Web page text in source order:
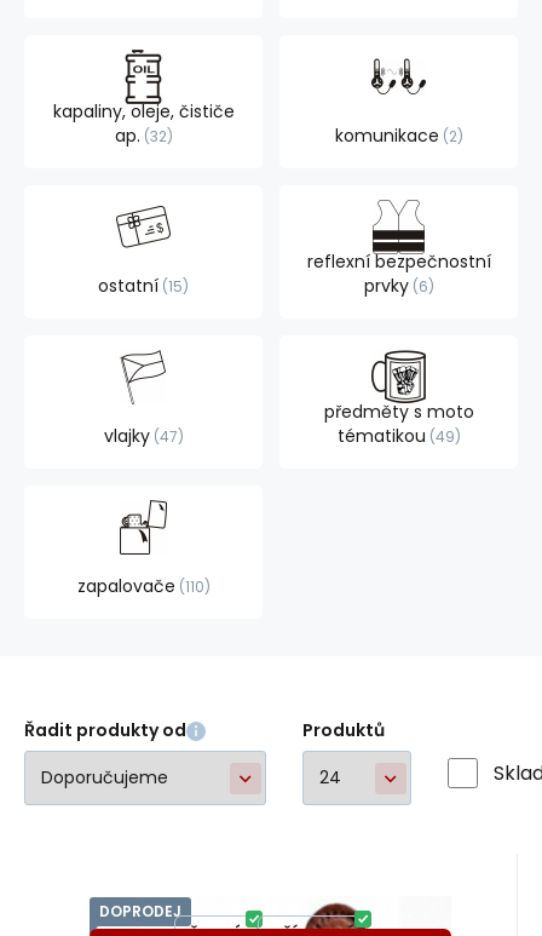
kapaliny, oleje, čističe
ap. 32 komunikace 2
ostatní 15
reflexní bezpečnostní
prvky 6
vlajky 47
předměty s moto
tématikou 49
zapalovače 110
Řadit produkty od Produktů
DOPRODEJ
Lakota Kód:A39092
Kód dod.:ob7109
EAN:ob2578
Záruka24 měsíců
Skladem 2 ks